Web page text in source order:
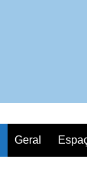
Geral